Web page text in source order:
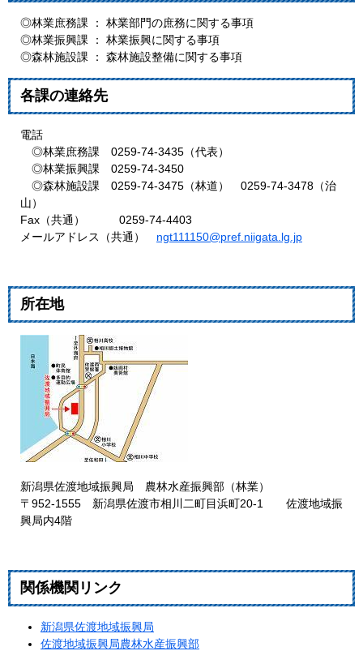
◎林業庶務課 ： 林業部門の庶務に関する事項
◎林業振興課 ： 林業振興に関する事項
◎森林施設課 ： 森林施設整備に関する事項
各課の連絡先
電話
◎林業庶務課 0259-74-3435（代表）
◎林業振興課 0259-74-3450
◎森林施設課 0259-74-3475（林道） 0259-74-3478（治
山）
Fax（共通） 0259-74-4403
メールアドレス（共通） ngt111150@pref.niigata.lg.jp
所在地
新潟県佐渡地域振興局 農林水産振興部（林業）
〒952-1555 新潟県佐渡市相川二町目浜町20-1 佐渡地域振
興局内4階
関係機関リンク
新潟県佐渡地域振興局
佐渡地域振興局農林水産振興部